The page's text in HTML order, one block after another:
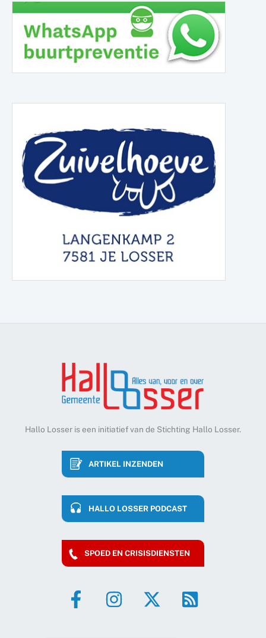
Hallo Losser is een initiatief van de Stichting Hallo Losser.
ARTIKEL INZENDEN
HALLO LOSSER PODCAST
SPOED EN CRISISDIENSTEN